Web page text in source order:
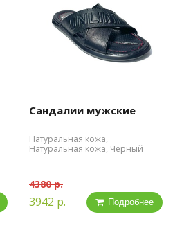
Сандалии мужские
Натуральная кожа,
Натуральная кожа, Черный
4380 р.
3942 р. Подробнее